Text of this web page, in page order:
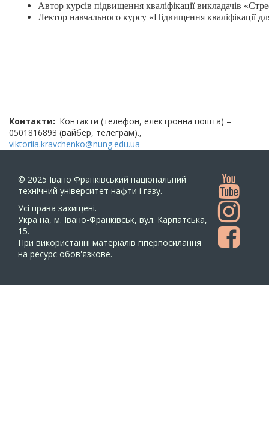
Автор курсів підвищення кваліфікації викладачів
Лектор навчального курсу «Підвищення кваліфікації
Контакти
Контакти (телефон, електронна пошта) –
0501816893 (вайбер, телеграм).,
viktoriia.kravchenko@nung.edu.ua
© 2025 Івано Франківський національний
технічний університет нафти і газу.
Усi права захищенi.
Україна, м. Івано-Франківськ, вул. Карпатська,
15.
При використанні матеріалів гіперпосилання
на ресурс обов'язкове.